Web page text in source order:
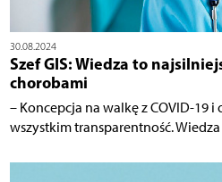
30.08.2024
Szef GIS: Wiedza to
chorobami
– Koncepcja na walkę z COVID-19 i
wszystkim transparentność. Wiedza